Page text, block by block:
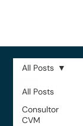
All Posts
Consultor
CVM
All Posts